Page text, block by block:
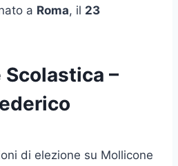
a Roma, il 23
Scolastica –
di elezione su Mollicone